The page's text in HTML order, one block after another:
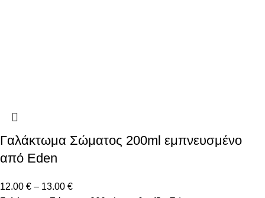
Γαλάκτωμα Σώματος 200ml εμπνευσμένο
από Eden
12.00 € – 13.00 €